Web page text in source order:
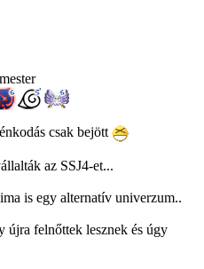
csak bejött
az SSJ4-et...
is egy alternatív univerzum..
újra felnőttek lesznek és úgy